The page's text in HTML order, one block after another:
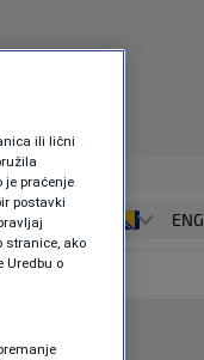
ENG
ili lični
je praćenje
postavki
stranice, ako
Uredbu o